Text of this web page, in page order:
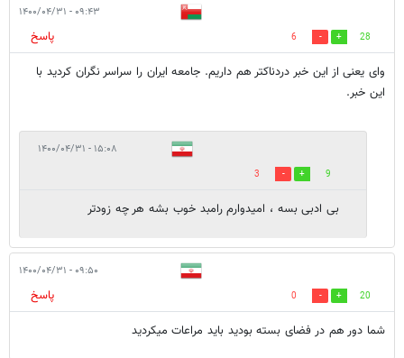
۰۹:۴۳ - ۱۴۰۰/۰۴/۳۱
28
6
پاسخ
وای یعنی از این خبر دردناکتر هم داریم. جامعه ایران را سراسر نگران کردید با
این خبر.
۱۵:۰۸ - ۱۴۰۰/۰۴/۳۱
9
3
بی ادبی بسه ، امیدوارم رامبد خوب بشه هر چه زودتر
۰۹:۵۰ - ۱۴۰۰/۰۴/۳۱
20
0
پاسخ
شما دور هم در فضای بسته بودید باید مراعات میکردید